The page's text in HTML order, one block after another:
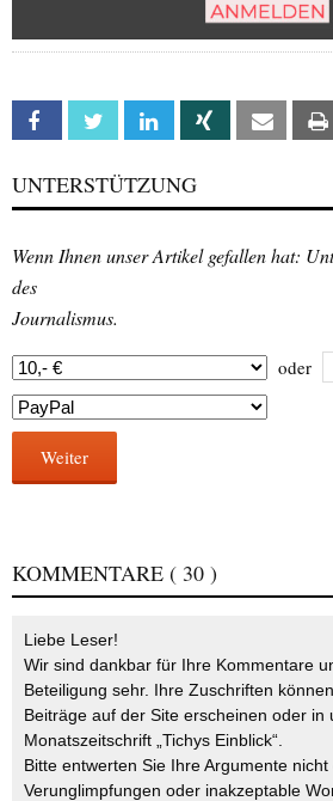
Facebook Twitter Linkedin Xing Email
UNTERSTÜTZUNG
Wenn Ihnen unser Artikel gefallen hat:
des
Journalismus.
oder
Weiter
KOMMENTARE ( 30 )
Liebe Leser!
Wir sind dankbar für Ihre Kommentare
Beteiligung sehr. Ihre Zuschriften
Beiträge auf der Site erscheinen oder in
Monatszeitschrift „Tichys Einblick“.
Bitte entwerten Sie Ihre Argumente nicht
Verunglimpfungen oder inakzeptable